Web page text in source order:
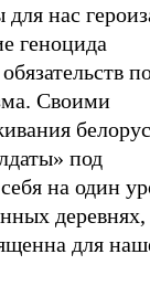
нас
геноцида
Своими
под
на один
деревнях,
для